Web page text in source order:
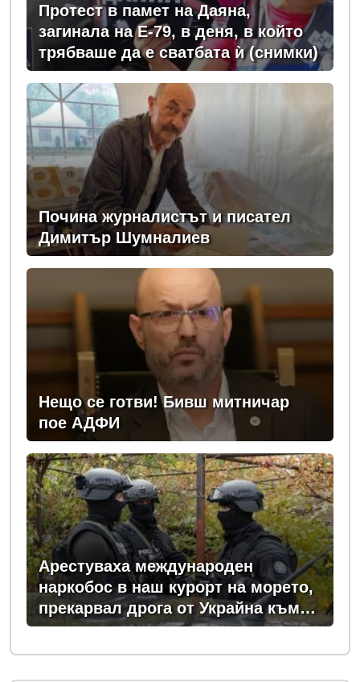
Протест в памет на Даяна,
загинала на Е-79, в деня, в който
трябваше да е сватбата ѝ (снимки)
Почина журналистът и писател
Димитър Шумналиев
Нещо се готви! Бивш митничар
пое АДФИ
Арестуваха международен
наркобос в наш курорт на морето,
прекарвал дрога от Украйна към
ЕС